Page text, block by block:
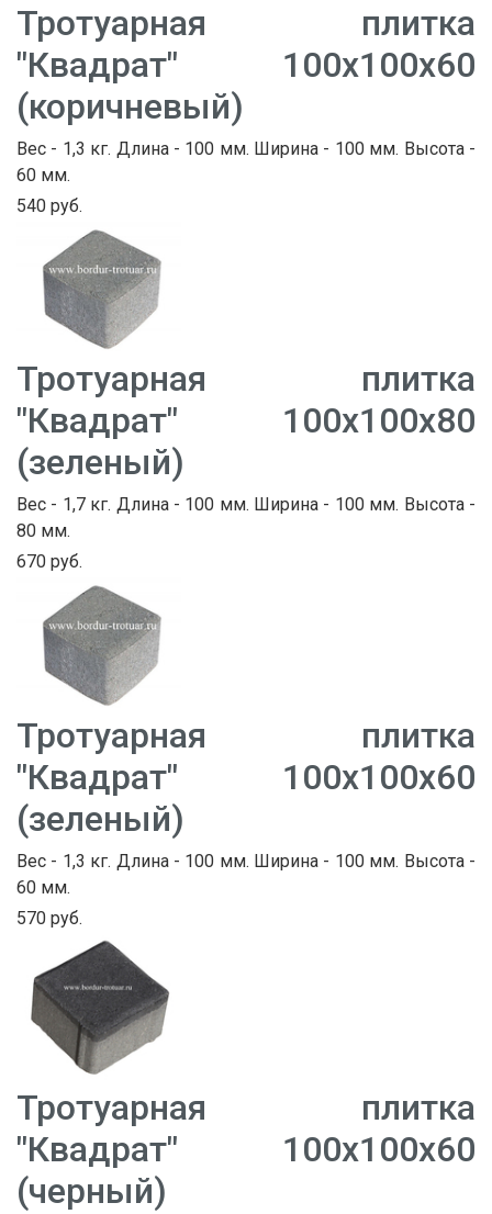
Тротуарная плитка
"Квадрат" 100х100х60
(коричневый)
Вес - 1,3 кг. Длина - 100 мм. Ширина - 100 мм. Высота -
60 мм.
540 руб.
Тротуарная плитка
"Квадрат" 100х100х80
(зеленый)
Вес - 1,7 кг. Длина - 100 мм. Ширина - 100 мм. Высота -
80 мм.
670 руб.
Тротуарная плитка
"Квадрат" 100х100х60
(зеленый)
Вес - 1,3 кг. Длина - 100 мм. Ширина - 100 мм. Высота -
60 мм.
570 руб.
Тротуарная плитка
"Квадрат" 100х100х60
(черный)